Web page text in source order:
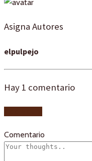
Asigna Autores
elpulpejo
Hay 1 comentario
Comentario